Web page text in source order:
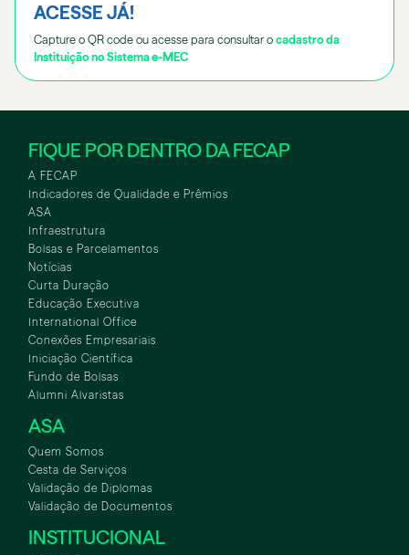
ACESSE JÁ!
Capture o QR code ou acesse para consultar o cadastro da
Instituição no Sistema e-MEC
FIQUE POR DENTRO DA FECAP
A FECAP
Indicadores de Qualidade e Prêmios
ASA
Infraestrutura
Bolsas e Parcelamentos
Notícias
Curta Duração
Educação Executiva
International Office
Conexões Empresariais
Iniciação Científica
Fundo de Bolsas
Alumni Alvaristas
ASA
Quem Somos
Cesta de Serviços
Validação de Diplomas
Validação de Documentos
INSTITUCIONAL